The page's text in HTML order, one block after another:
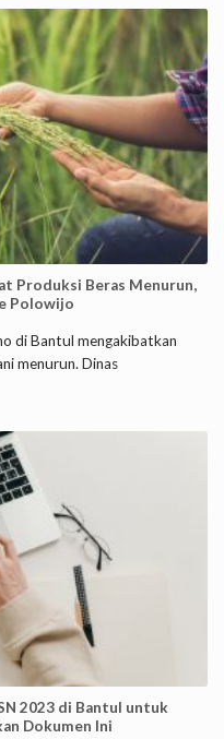
Produksi Beras Menurun,
Polowijo
di Bantul mengakibatkan
menurun. Dinas
2023 di Bantul untuk
Dokumen Ini